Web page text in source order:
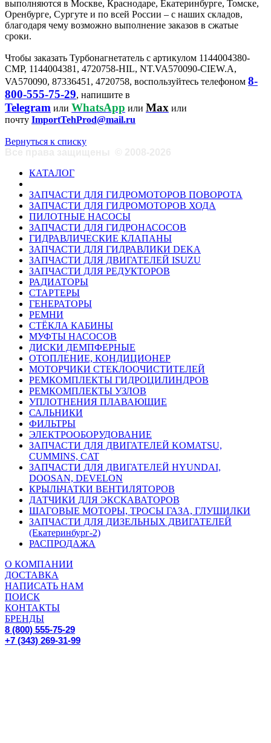
выполняются в Москве, Краснодаре, Екатеринбурге, Томске,
Оренбурге, Сургуте и по всей России – с наших складов,
благодаря чему возможно выполнение заказов в сжатые
сроки.
Чтобы заказать Турбонагнетатель с артикулом 1144004380-
CMP, 1144004381, 4720758-HIL, NT.VA570090-CIEW.A,
VA570090, 87336451, 4720758, воспользуйтесь телефоном 8-
800-555-75-29, напишите в
Telegram или WhatsApp или Max или
почту ImportTehProd@mail.ru
Вернуться к списку
КАТАЛОГ
ЗАПЧАСТИ ДЛЯ ГИДРОМОТОРОВ ПОВОРОТА
ЗАПЧАСТИ ДЛЯ ГИДРОМОТОРОВ ХОДА
ПИЛОТНЫЕ НАСОСЫ
ЗАПЧАСТИ ДЛЯ ГИДРОНАСОСОВ
ГИДРАВЛИЧЕСКИЕ КЛАПАНЫ
ЗАПЧАСТИ ДЛЯ ГИДРАВЛИКИ DEKA
ЗАПЧАСТИ ДЛЯ ДВИГАТЕЛЕЙ ISUZU
ЗАПЧАСТИ ДЛЯ РЕДУКТОРОВ
РАДИАТОРЫ
СТАРТЕРЫ
ГЕНЕРАТОРЫ
РЕМНИ
СТЁКЛА КАБИНЫ
МУФТЫ НАСОСОВ
ДИСКИ ДЕМПФЕРНЫЕ
ОТОПЛЕНИЕ, КОНДИЦИОНЕР
МОТОРЧИКИ СТЕКЛООЧИСТИТЕЛЕЙ
РЕМКОМПЛЕКТЫ ГИДРОЦИЛИНДРОВ
РЕМКОМПЛЕКТЫ УЗЛОВ
УПЛОТНЕНИЯ ПЛАВАЮЩИЕ
САЛЬНИКИ
ФИЛЬТРЫ
ЭЛЕКТРООБОРУДОВАНИЕ
ЗАПЧАСТИ ДЛЯ ДВИГАТЕЛЕЙ KOMATSU,
CUMMINS, CAT
ЗАПЧАСТИ ДЛЯ ДВИГАТЕЛЕЙ HYUNDAI,
DOOSAN, DEVELON
КРЫЛЬЧАТКИ ВЕНТИЛЯТОРОВ
ДАТЧИКИ ДЛЯ ЭКСКАВАТОРОВ
ШАГОВЫЕ МОТОРЫ, ТРОСЫ ГАЗА, ГЛУШИЛКИ
ЗАПЧАСТИ ДЛЯ ДИЗЕЛЬНЫХ ДВИГАТЕЛЕЙ
(Екатеринбург-2)
РАСПРОДАЖА
О КОМПАНИИ
ДОСТАВКА
НАПИСАТЬ НАМ
ПОИСК
КОНТАКТЫ
БРЕНДЫ
8 (800) 555-75-29
+7 (343) 269-31-99